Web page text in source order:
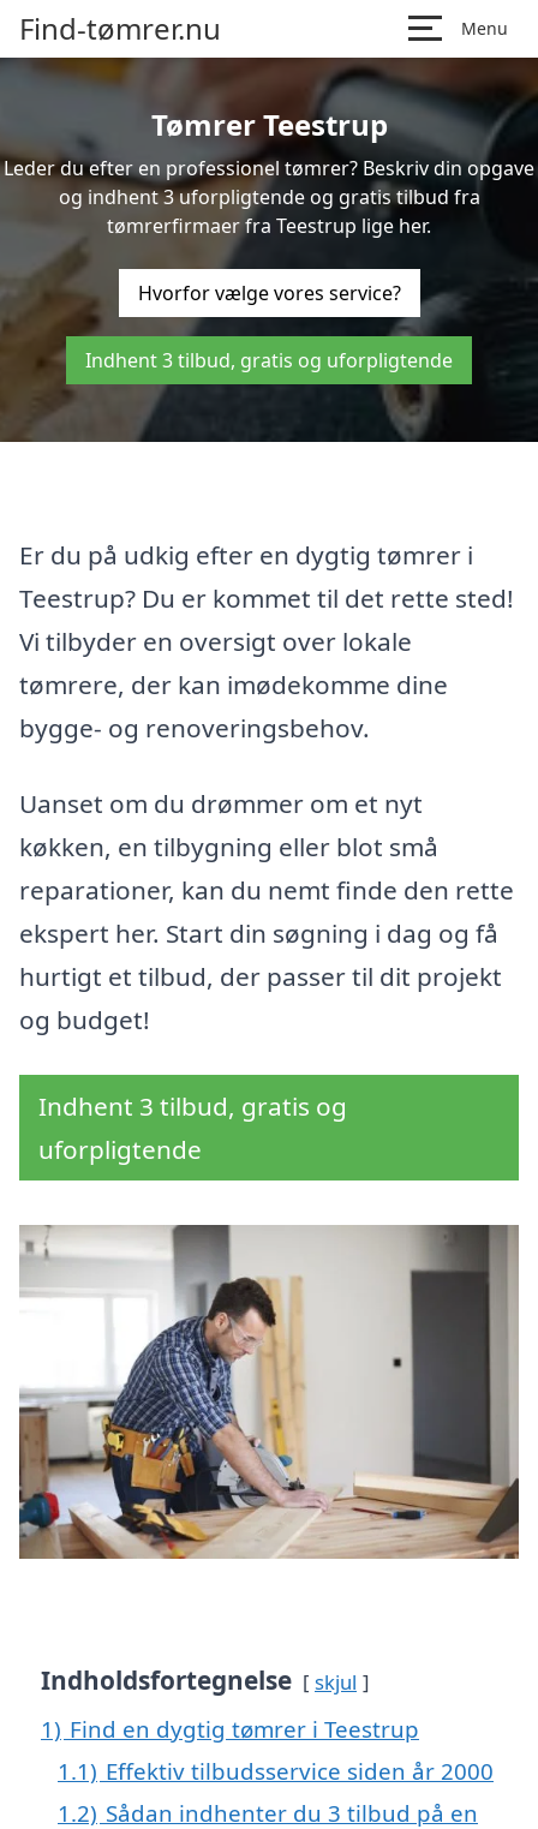
Find-tømrer.nu Menu
Tømrer Teestrup
Leder du efter en professionel tømrer? Beskriv din opgave
og indhent 3 uforpligtende og gratis tilbud fra
tømrerfirmaer fra Teestrup lige her.
Hvorfor vælge vores service?
Indhent 3 tilbud, gratis og uforpligtende
Er du på udkig efter en dygtig tømrer i
Teestrup? Du er kommet til det rette sted!
Vi tilbyder en oversigt over lokale
tømrere, der kan imødekomme dine
bygge- og renoveringsbehov.
Uanset om du drømmer om et nyt
køkken, en tilbygning eller blot små
reparationer, kan du nemt finde den rette
ekspert her. Start din søgning i dag og få
hurtigt et tilbud, der passer til dit projekt
og budget!
Indhent 3 tilbud, gratis og
uforpligtende
Indholdsfortegnelse skjul
1) Find en dygtig tømrer i Teestrup
1.1) Effektiv tilbudsservice siden år 2000
1.2) Sådan indhenter du 3 tilbud på en